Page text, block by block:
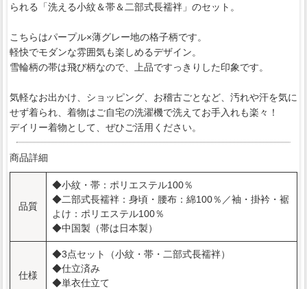
られる「洗える小紋＆帯＆二部式長襦袢」のセット。
こちらはパープル×薄グレー地の格子柄です。
軽快でモダンな雰囲気も楽しめるデザイン。
雪輪柄の帯は飛び柄なので、上品ですっきりした印象です。
気軽なお出かけ、ショッピング、お稽古ごとなど、汚れや汗を気に
せず着られ、着物はご自宅の洗濯機で洗えてお手入れも楽々！
デイリー着物として、ぜひご活用ください。
商品詳細
品質
◆小紋・帯：ポリエステル100％
◆二部式長襦袢：身頃・腰布：綿100％／袖・掛衿・裾
よけ：ポリエステル100％
◆中国製（帯は日本製）
仕様
◆3点セット（小紋・帯・二部式長襦袢）
◆仕立済み
◆単衣仕立て